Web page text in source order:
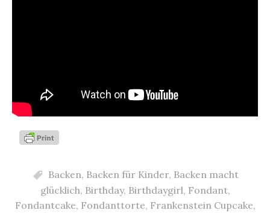
Backen, Backen für Kinder, Backen macht
glücklich, Birthday, Birthdaygirl, Fondant,
Fondantcake, Fondanttorte, Frankenstein Cupcake,